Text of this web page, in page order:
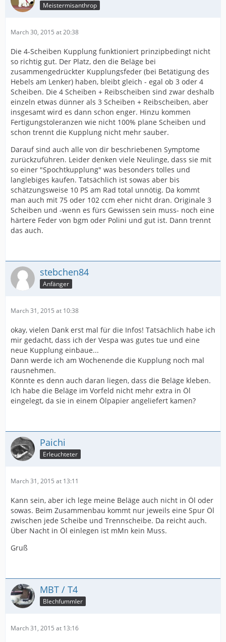
Meistermisanthrop
March 30, 2015 at 20:38
Die 4-Scheiben Kupplung funktioniert prinzipbedingt nicht
so richtig gut. Der Platz, den die Beläge bei
zusammengedrückter Kupplungsfeder (bei Betätigung des
Hebels am Lenker) haben, bleibt gleich - egal ob 3 oder 4
Scheiben. Die 4 Scheiben + Reibscheiben sind zwar deshalb
einzeln etwas dünner als 3 Scheiben + Reibscheiben, aber
insgesamt wird es dann schon enger. Hinzu kommen
Fertigungstoleranzen wie nicht 100% plane Scheiben und
schon trennt die Kupplung nicht mehr sauber.
Darauf sind auch alle von dir beschriebenen Symptome
zurückzuführen. Leider denken viele Neulinge, dass sie mit
so einer "Spochtkupplung" was besonders tolles und
langlebiges kaufen. Tatsächlich ist sowas aber bis
schätzungsweise 10 PS am Rad total unnötig. Da kommt
man auch mit 75 oder 102 ccm eher nicht dran. Originale 3
Scheiben und -wenn es fürs Gewissen sein muss- noch eine
härtere Feder von bgm oder Polini und gut ist. Dann trennt
das auch.
stebchen84
Anfänger
March 31, 2015 at 10:38
okay, vielen Dank erst mal für die Infos! Tatsächlich habe ich
mir gedacht, dass ich der Vespa was gutes tue und eine
neue Kupplung einbaue...
Dann werde ich am Wochenende die Kupplung noch mal
rausnehmen.
Könnte es denn auch daran liegen, dass die Beläge kleben.
Ich habe die Beläge im Vorfeld nicht mehr extra in Öl
eingelegt, da sie in einem Ölpapier angeliefert kamen?
Paichi
Erleuchteter
March 31, 2015 at 13:11
Kann sein, aber ich lege meine Beläge auch nicht in Öl oder
sowas. Beim Zusammenbau kommt nur jeweils eine Spur Öl
zwischen jede Scheibe und Trennscheibe. Da reicht auch.
Über Nacht in Öl einlegen ist mMn kein Muss.
Gruß
MBT / T4
Blechfummler
March 31, 2015 at 13:16